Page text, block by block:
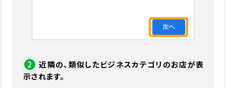
2
近隣の、類似したビジネスカテゴリのお店が表
示されます。